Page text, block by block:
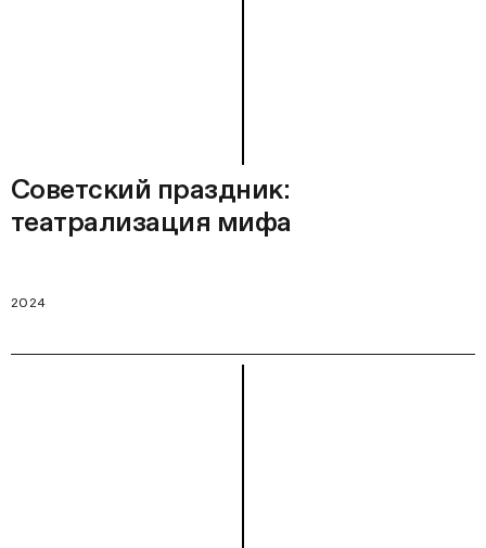
Советский праздник:
театрализация мифа
2024